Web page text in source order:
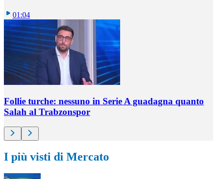
01:04
Follie turche: nessuno in Serie A guadagna quanto
Salah al Trabzonspor
I più visti di Mercato